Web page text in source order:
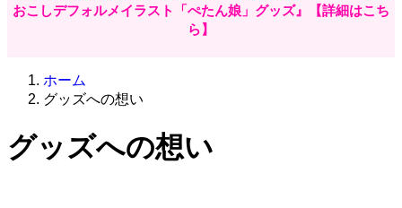
おこしデフォルメイラスト「ぺたん娘」グッズ』【詳細はこち
ら】
ホーム
グッズへの想い
グッズへの想い